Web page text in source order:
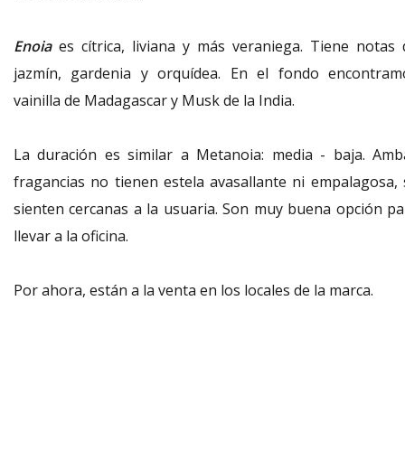
Enoiaes cítrica, liviana y más veraniega. Tiene notas
jazmín, gardenia y orquídea. En el fondo
vainilla de Madagascar y Musk de la India.
La duración es similar a Metanoia: media - baja.
fragancias no tienen estela avasallante ni empalagosa,
sienten cercanas a la usuaria. Son muy buena opción
llevar a la oficina.
Por ahora, están a la venta en los locales de la marca.